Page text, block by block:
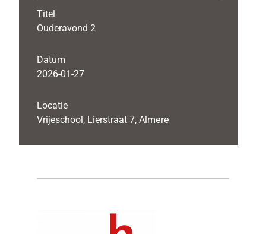
Titel
Ouderavond 2
Datum
2026-01-27
Locatie
Vrijeschool, Lierstraat 7, Almere